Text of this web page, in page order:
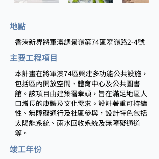
地點
香港新界將軍澳調景嶺第74區翠嶺路2-4號
主要工程項目
本計畫在將軍澳74區興建多功能公共設施，
包括區內開放空間、體育中心及公共圖書
館。該項目由建築署牽頭，旨在滿足地區人
口增長的康體及文化需求。設計著重可持續
性、無障礙通行及社區參與，設計特色包括
太陽能系統、雨水回收系統及無障礙通道
等。
竣工年份